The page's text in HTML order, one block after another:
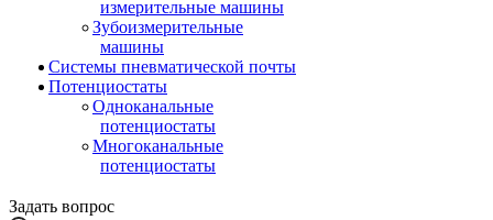
измерительные машины
Зубоизмерительные
машины
Системы пневматической почты
Потенциостаты
Одноканальные
потенциостаты
Многоканальные
потенциостаты
Задать вопрос